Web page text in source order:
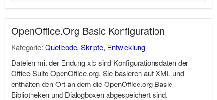
OpenOffice.Org Basic Konfiguration
Kategorie: Quellcode, Skripte, Entwicklung
Dateien mit der Endung xlc sind Konfigurationsdaten der
Office-SuiteOpenOffice.org. Sie basieren auf XML und
enthalten den Ort an dem dieOpenOffice.org Basic
Bibliotheken und Dialogboxen abgespeichert sind.